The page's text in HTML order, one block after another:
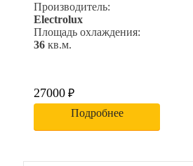
Производитель:
Electrolux
Площадь охлаждения:
36 кв.м.
27000 ₽
Подробнее